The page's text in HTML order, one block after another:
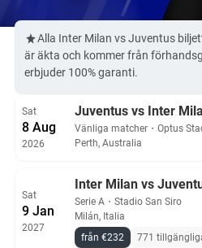
Alla Inter Milan vs Juventus
är äkta och kommer från
erbjuder 100% garanti.
Sat
8 Aug
2026
Juventus vs Inter
Vänliga matcher ・ Optus
Perth, Australia
Sat
9 Jan
2027
Inter Milan vs
Serie A ・ Stadio San Siro
Milán, Italia
från €232
771